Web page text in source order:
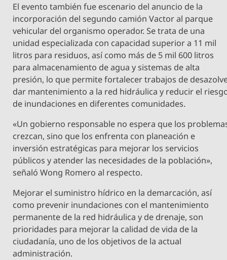
El evento también fue escenario del anuncio de la
incorporación del segundo camión Vactor al parque
vehicular del organismo operador. Se trata de una
unidad especializada con capacidad superior a 11 mil
litros para residuos, así como más de 5 mil 600 litros
para almacenamiento de agua y sistemas de alta
presión, lo que permite fortalecer trabajos de
dar mantenimiento a la red hidráulica y reducir el
de inundaciones en diferentes comunidades.
«Un gobierno responsable no espera que los
crezcan, sino que los enfrenta con planeación e
inversión estratégicas para mejorar los servicios
públicos y atender las necesidades de la población»,
señaló Wong Romero al respecto.
Mejorar el suministro hídrico en la demarcación, así
como prevenir inundaciones con el mantenimiento
permanente de la red hidráulica y de drenaje, son
prioridades para mejorar la calidad de vida de la
ciudadanía, uno de los objetivos de la actual
administración.